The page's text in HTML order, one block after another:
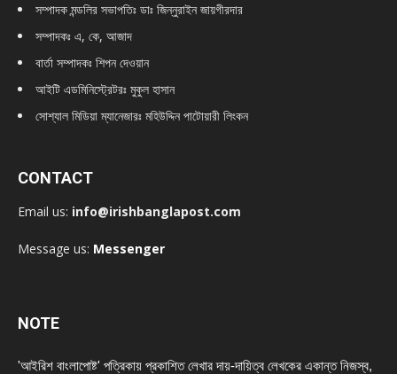
সম্পাদক মন্ডলির সভাপতিঃ ডাঃ জিন্নুরাইন জায়গীরদার
সম্পাদকঃ এ, কে, আজাদ
বার্তা সম্পাদকঃ শিপন দেওয়ান
আইটি এডমিনিস্ট্রেটরঃ মুকুল হাসান
সোশ্যাল মিডিয়া ম্যানেজারঃ মহিউদ্দিন পাটোয়ারী লিংকন
CONTACT
Email us: info@irishbanglapost.com
Message us: Messenger
NOTE
'আইরিশ বাংলাপোষ্ট' পত্রিকায় প্রকাশিত লেখার দায়-দায়িত্ব লেখকের একান্ত নিজস্ব,